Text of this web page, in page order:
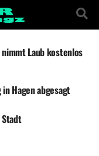
Laub kostenlos
Hagen abgesagt